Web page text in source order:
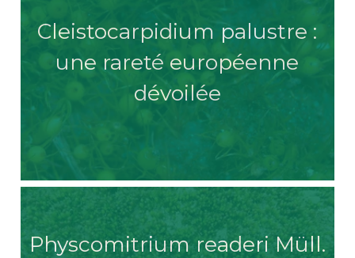
Cleistocarpidium palustre :
une rareté européenne
dévoilée
Physcomitrium readeri Müll.